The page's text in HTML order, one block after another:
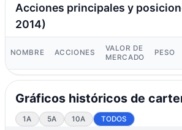
Acciones principales y
2014)
NOMBRE ACCIONES
VALOR DE
MERCADO
PESO
Gráficos históricos de
1A 5A 10A TODOS